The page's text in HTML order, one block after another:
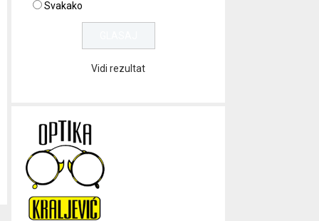
Svakako
Vidi rezultat